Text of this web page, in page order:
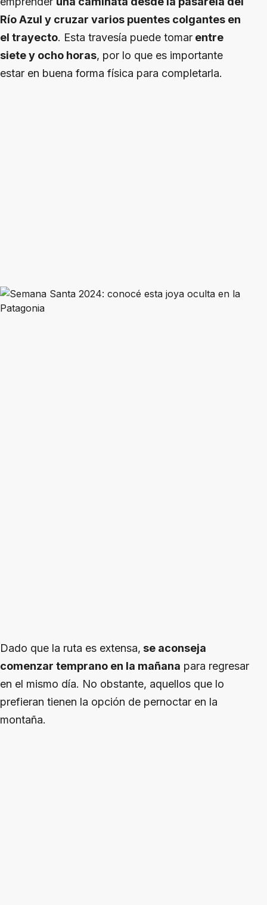
Río Azul y cruzar varios puentes colgantes en
el trayecto. Esta travesía puede tomar entre
siete y ocho horas, por lo que es importante
estar en buena forma física para completarla.
Dado que la ruta es extensa, se aconseja
comenzar temprano en la mañana para regresar
en el mismo día. No obstante, aquellos que lo
prefieran tienen la opción de pernoctar en la
montaña.